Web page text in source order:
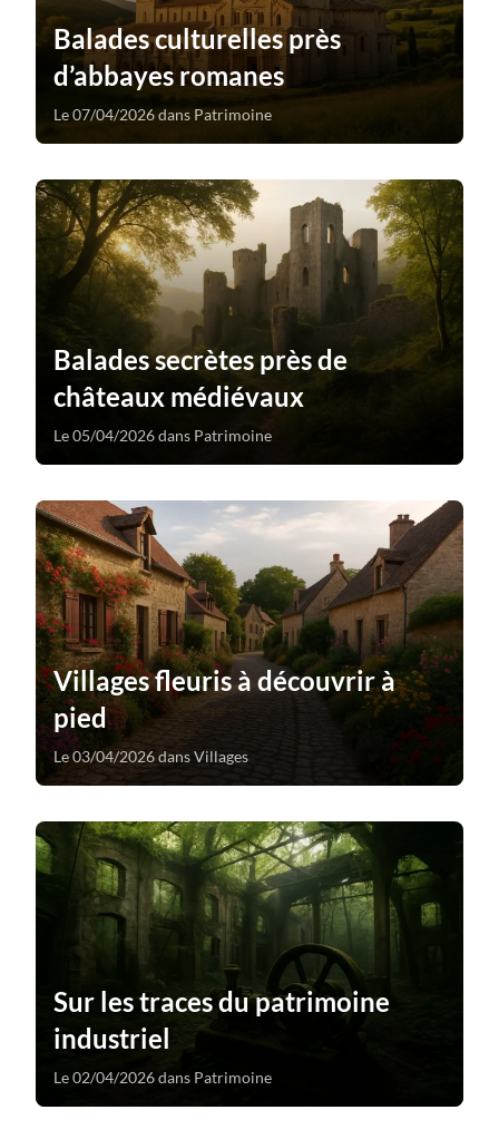
Balades culturelles près
d’abbayes romanes
Le 07/04/2026 dans Patrimoine
Balades secrètes près de
châteaux médiévaux
Le 05/04/2026 dans Patrimoine
Villages fleuris à découvrir à
pied
Le 03/04/2026 dans Villages
Sur les traces du patrimoine
industriel
Le 02/04/2026 dans Patrimoine